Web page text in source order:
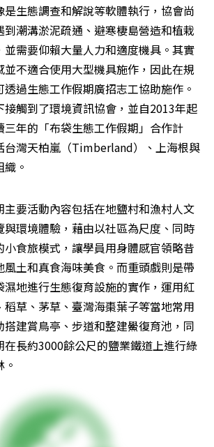
生態調查和解說等軟體執行，協會尚
到潮溝淤泥疏通、避寒棲島營造和植栽
並需要仰賴大量人力和適度機具。其實
並不適合使用大型機具施作，因此在規
過生態工作假期廣招志工協助施作。
接觸到了環境資訊協會，並自2013年起
三年的「布袋生態工作假期」合作計
台灣天柏嵐（Timberland）、上海根與
。
主要活動內容包括在地鹽村和漁村人文
與環境體驗，藉由以社區為尺度、同時
食旅模式，讓學員用身體感官領略昔
風土和真食海味美食。而重頭戲則是帶
濕地進行生態復育設施的實作，運用紅
草、茅草、臺灣海棗葉子等當地常用
搭建賞鳥亭、步道和整建鱟復育池，同
在長約3000餘公尺的鹽業鐵道上進行綠